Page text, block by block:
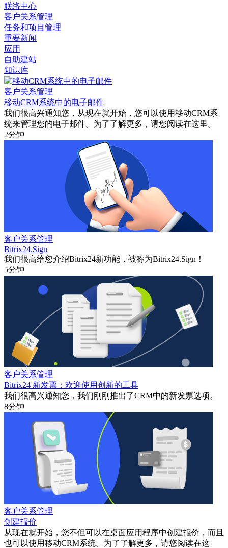
联络中心
客户关系管理
任务和项目管理
重要新闻
应用
自助建站
知识库
客户关系管理
移动CRM系统中的电子邮件
我们很高兴通知您，从现在就开始，您可以使用移动CRM系
统来管理您的电子邮件。为了了解更多，请您阅读在这里。
2分钟
客户关系管理
Bitrix24.Sign
我们很高给您介绍Bitrix24新功能，被称为Bitrix24.Sign！
5分钟
客户关系管理
Bitrix24 新发票：欢迎使用创新的工具
我们很高兴通知您，我们刚刚推出了CRM中的新发票选项。
8分钟
客户关系管理
创建报价
从现在就开始，您不但可以在桌面应用程序中创建报价，而且
也可以使用移动CRM系统。为了了解更多，请您阅读在这